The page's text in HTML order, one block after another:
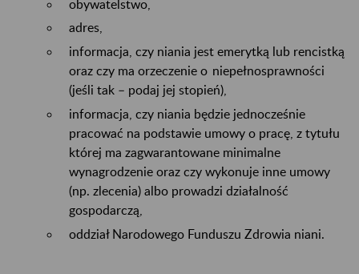
obywatelstwo,
adres,
informacja, czy niania jest emerytką lub rencistką
oraz czy ma orzeczenie o niepełnosprawności
(jeśli tak – podaj jej stopień),
informacja, czy niania będzie jednocześnie
pracować na podstawie umowy o pracę, z tytułu
której ma zagwarantowane minimalne
wynagrodzenie oraz czy wykonuje inne umowy
(np. zlecenia) albo prowadzi działalność
gospodarczą,
oddział Narodowego Funduszu Zdrowia niani.